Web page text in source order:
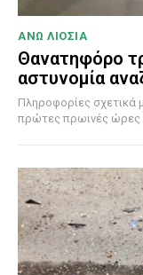
ΑΝΩ ΛΙΟΣΙΑ
Θανατηφόρο
αστυνομία
Πληροφορίες σχετικά
πρώτες πρωινές ώρες